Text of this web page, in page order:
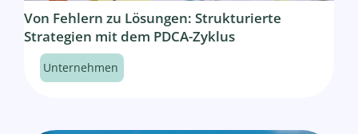
Von Fehlern zu Lösungen: Strukturierte
Strategien mit dem PDCA-Zyklus
Unternehmen